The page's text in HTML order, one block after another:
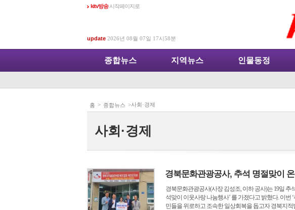
kitv방송시작페이지로
update 2026년 08월 07일 17시58분
종합뉴스 지역뉴스 인물동정
홈 > 종합뉴스 >사회·경제
사회·경제
경북문화관광공사, 추석 명절맞이
경북문화관광공사(사장 김성조, 이하 공사)는 19일
석맞이 이웃사랑 나눔행사’ 를 가졌다고 밝혔다. 이번
민들을 위로하고 조속한 일상회복을 돕고자 경북지